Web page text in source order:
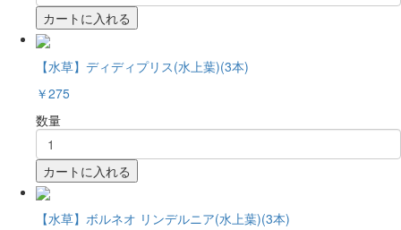
カートに入れる
【水草】ディディプリス(水上葉)(3本)
￥275
数量
カートに入れる
【水草】ボルネオ リンデルニア(水上葉)(3本)